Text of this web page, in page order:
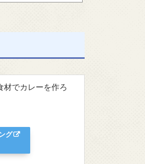
材でカレーを作ろ
グ